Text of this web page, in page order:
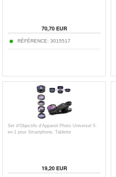
70,70EUR
RÉFÉRENCE: 3015517
Set d'Objectifs d'Appareil Photo Universel 5-
en-1 pour Smartphone, Tablette
19,20EUR